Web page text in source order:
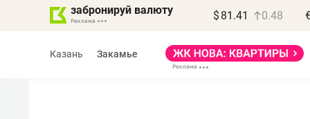
забронируй валюту $ 81.41 0.48
Казань Закамье